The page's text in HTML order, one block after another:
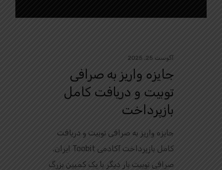
آگوست 25, 2025
جایزه واریز به صرافی
توبیت و دریافت کامل
بازپرداخت
جایزه واریز به صرافی توبیت و دریافت
کامل بازپرداخت آکادمی Toobit ایران.
صرافی توبیت بار دیگر با یک کمپین بزرگ